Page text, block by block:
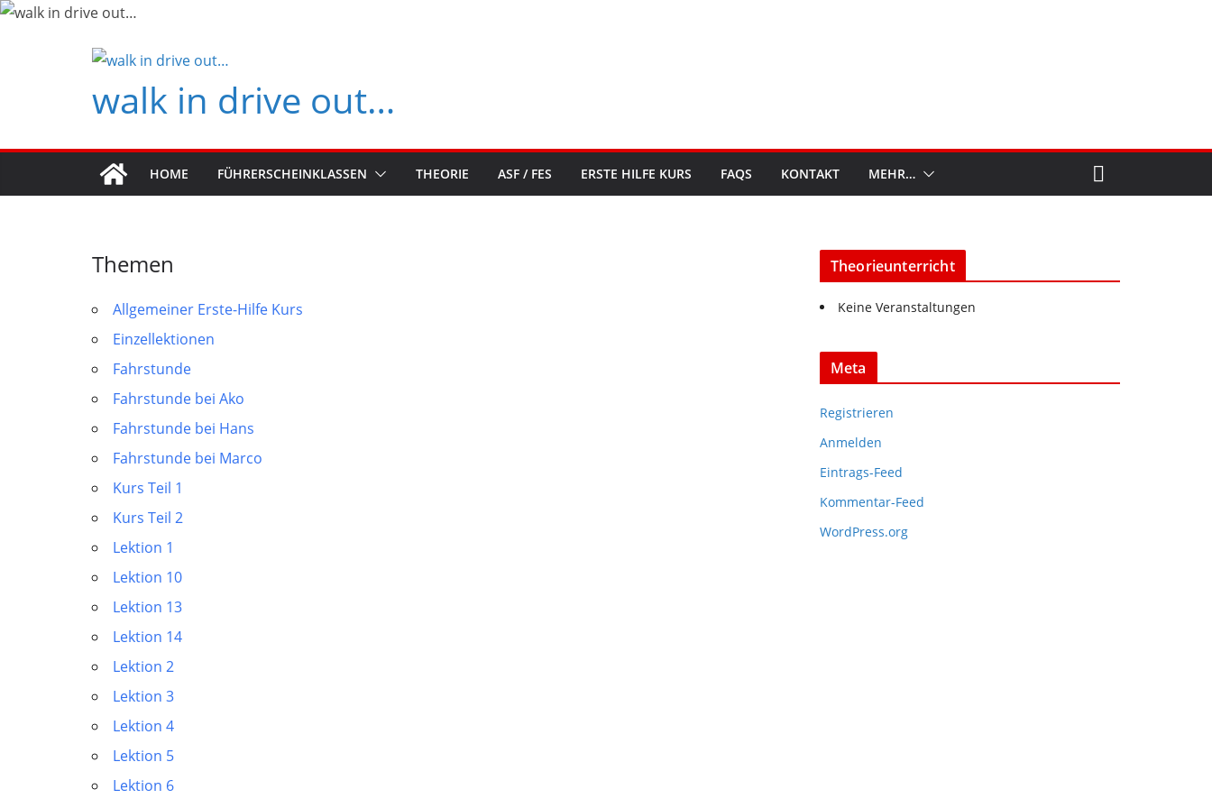
Zum
walk in drive out…
HOME FÜHRERSCHEINKLASSEN THEORIE ASF / FES ERSTE HILFE KURS FAQS KONTAKT MEHR…
Themen
Allgemeiner Erste-Hilfe Kurs
Einzellektionen
Fahrstunde
Fahrstunde bei Ako
Fahrstunde bei Hans
Fahrstunde bei Marco
Kurs Teil 1
Kurs Teil 2
Lektion 1
Lektion 10
Lektion 13
Lektion 14
Lektion 2
Lektion 3
Lektion 4
Lektion 5
Lektion 6
Theorieunterricht
Keine Veranstaltungen
Meta
Registrieren
Anmelden
Eintrags-Feed
Kommentar-Feed
WordPress.org